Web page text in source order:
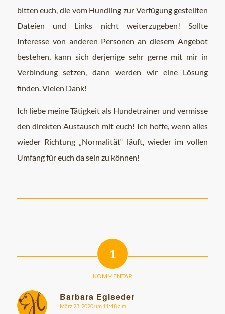
bitten euch, die vom Hundling zur Verfügung gestellten
Dateien und Links nicht weiterzugeben! Sollte
Interesse von anderen Personen an diesem Angebot
bestehen, kann sich derjenige sehr gerne mit mir in
Verbindung setzen, dann werden wir eine Lösung
finden. Vielen Dank!
Ich liebe meine Tätigkeit als Hundetrainer und vermisse
den direkten Austausch mit euch! Ich hoffe, wenn alles
wieder Richtung „Normalität“ läuft, wieder im vollen
Umfang für euch da sein zu können!
1
KOMMENTAR
Barbara Eglseder
sagte:
März 23, 2020 um 11:48 a.m.